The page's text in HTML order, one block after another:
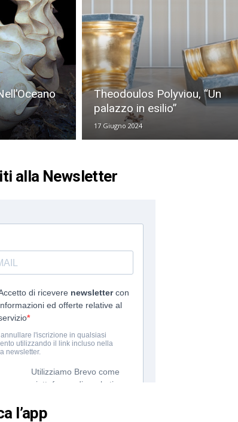
Theodoulos Polyviou, “Un
palazzo in esilio”
17 Giugno 2024
alla Newsletter
l’app